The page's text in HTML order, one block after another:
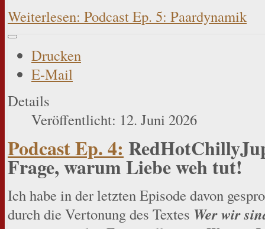
Weiterlesen: Podcast Ep. 5: Paardynamik
Drucken
E-Mail
Details
Veröffentlicht: 12. Juni 2026
Podcast Ep. 4:
Frage, warum Liebe weh tut!
Ich habe in der letzten Episode davon
durch die Vertonung des Textes Wer wir